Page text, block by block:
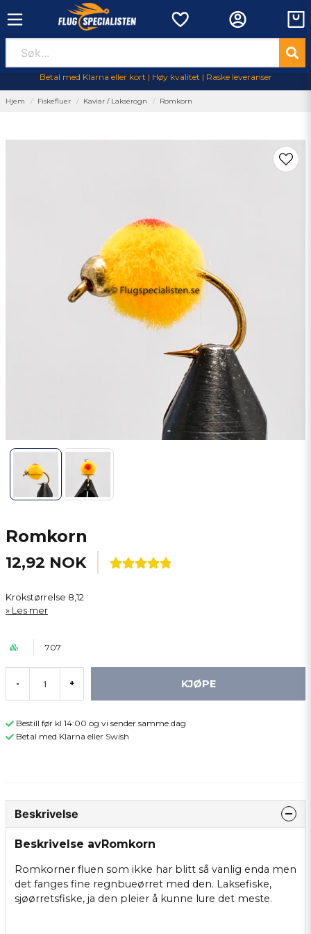
Betal med Klarna eller kort | Høy kvalitet | Raske leveranser
Hjem Fiskefluer Kaviar / Lakserogn Romkorn
Romkorn
12,92 NOK
Krokstørrelse 8,12
Les mer
707
- + KJØPE
Bestill før kl 14:00 og vi sender samme dag
Betal med Klarna eller Swish
Beskrivelse
Beskrivelse avRomkorn
Romkorner fluen som ikke har blitt så vanlig enda men
det fanges fine regnbueørret med den. Laksefiske,
sjøørretsfiske, ja den pleier å kunne lure det meste.